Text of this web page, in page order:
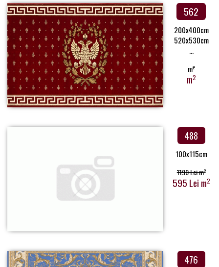
562
200x400cm
520x530cm
...
m2
m2
488
100x115cm
1190 Lei m2
595 Lei m2
476